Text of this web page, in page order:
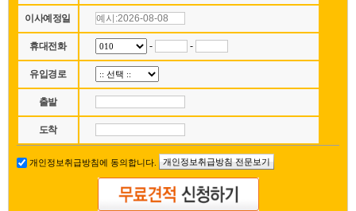
이사예정일
휴대전화 - -
유입경로
출발
도착
개인정보취급방침에 동의합니다. 개인정보취급방침 전문보기